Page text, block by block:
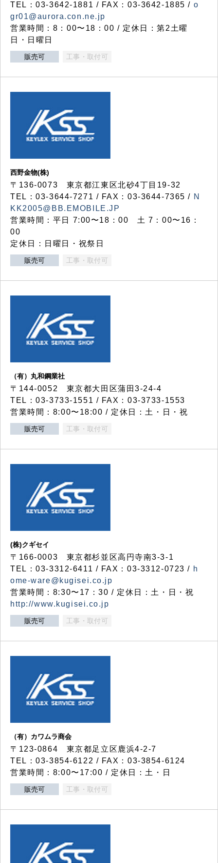
TEL：03-3642-1881 / FAX：03-3642-1885 / o
gr01@aurora.con.ne.jp
営業時間：8：00〜18：00 / 定休日：第2土曜
日・日曜日
販売可 工事・取付可
西野金物(株)
〒136-0073 東京都江東区北砂4丁目19-32
TEL：03‐3644‐7271 / FAX：03-3644-7365 / N
KK2005@BB.EMOBILE.JP
営業時間：平日 7:00〜18：00 土 7：00〜16：
00
定休日：日曜日・祝祭日
販売可 工事・取付可
（有）丸和鋼業社
〒144-0052 東京都大田区蒲田3-24-4
TEL：03-3733-1551 / FAX：03-3733-1553
営業時間：8:00〜18:00 / 定休日：土・日・祝
販売可 工事・取付可
(株)クギセイ
〒166-0003 東京都杉並区高円寺南3-3-1
TEL：03-3312-6411 / FAX：03-3312-0723 / h
ome-ware@kugisei.co.jp
営業時間：8:30〜17：30 / 定休日：土・日・祝
http://www.kugisei.co.jp
販売可 工事・取付可
（有）カワムラ商会
〒123-0864 東京都足立区鹿浜4-2-7
TEL：03-3854-6122 / FAX：03-3854-6124
営業時間：8:00〜17:00 / 定休日：土・日
販売可 工事・取付可